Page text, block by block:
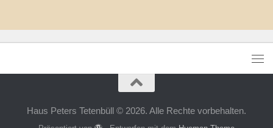
Haus Peters Tetenbüll © 2026. Alle Rechte vorbehalten.